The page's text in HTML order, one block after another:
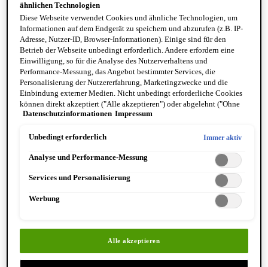
FILTER
DERCOS
HAARVERLUST SERUM
ähnlichen Technologien
Diese Webseite verwendet Cookies und ähnliche Technologien, um
Informationen auf dem Endgerät zu speichern und abzurufen (z.B. IP-
Adresse, Nutzer-ID, Browser-Informationen). Einige sind für den
Betrieb der Webseite unbedingt erforderlich. Andere erfordern eine
Einwilligung, so für die Analyse des Nutzerverhaltens und
Performance-Messung, das Angebot bestimmter Services, die
Personalisierung der Nutzererfahrung, Marketingzwecke und die
Einbindung externer Medien. Nicht unbedingt erforderliche Cookies
können direkt akzeptiert ("Alle akzeptieren") oder abgelehnt ("Ohne
Einwilligung fortfahren") werden. Individuelle Anpassungen der
speichern"). Die Auswahl kann jederzeit unter dem Link "Cookie-
Datenschutzinformationen.
Datenschutzinformationen Impressum
Unbedingt erforderlich Immer aktiv
Analyse und Performance-Messung
Services und Personalisierung
Werbung
Alle akzeptieren